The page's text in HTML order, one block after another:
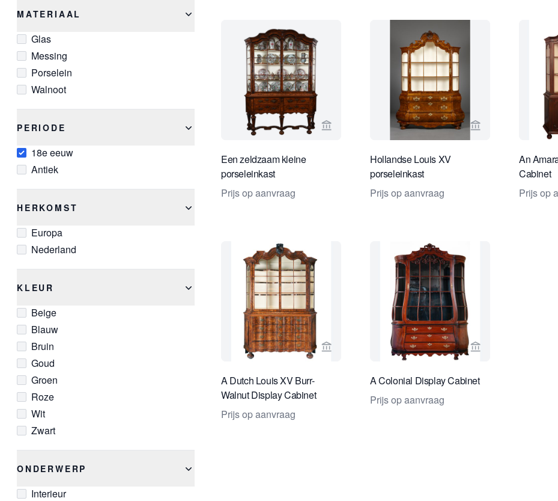
MATERIAAL
Glas
Messing
Porselein
Walnoot
PERIODE
18e eeuw
Antiek
HERKOMST
Europa
Nederland
KLEUR
Beige
Blauw
Bruin
Goud
Groen
Roze
Wit
Zwart
ONDERWERP
Interieur
Bekijk verkoperspagina van Limburg Antiquairs
Een zeldzaam kleine
porseleinkast
Prijs op aanvraag
Bekijk
Hollandse Louis XV
porseleinkast
Prijs op aanvraag
An
Cabinet
Prijs op
Bekijk verkoperspagina van Van Nie Antiquairs
A Dutch Louis XV Burr-
Walnut Display Cabinet
Prijs op aanvraag
Bekijk
A Colonial Display Cabinet
Prijs op aanvraag